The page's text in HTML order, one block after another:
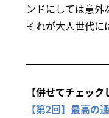
ンドにしては意外
それが大人世代に
【併せてチェック
【第2回】最高の